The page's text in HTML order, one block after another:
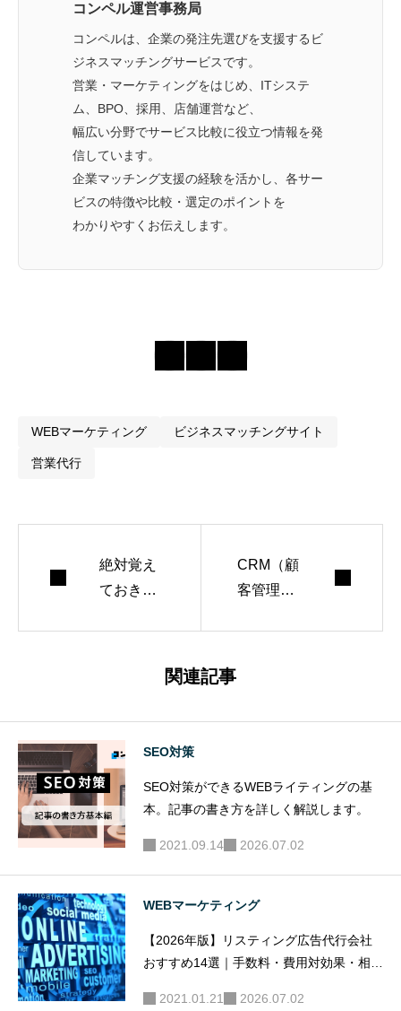
コンペル運営事務局
コンペルは、企業の発注先選びを支援するビ
ジネスマッチングサービスです。
営業・マーケティングをはじめ、ITシステ
ム、BPO、採用、店舗運営など、
幅広い分野でサービス比較に役立つ情報を発
信しています。
企業マッチング支援の経験を活かし、各サー
ビスの特徴や比較・選定のポイントを
わかりやすくお伝えします。
WEBマーケティング ビジネスマッチングサイト
営業代行
絶対覚え
ておきた
6年版】
CRM（顧
客管理シ
関連記事
SEO対策
SEO対策ができるWEBライティングの基
本。記事の書き方を詳しく解説します。
2021.09.14 2026.07.02
WEBマーケティング
【2026年版】リスティング広告代行会社
おすすめ14選｜手数料・費用対効果・相場
2021.01.21
2026.07.02